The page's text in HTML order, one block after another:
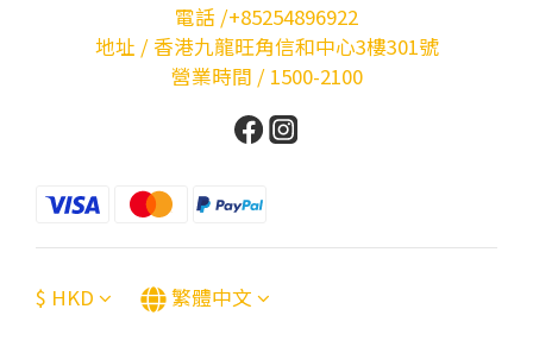
電話 /+85254896922
地址 / 香港九龍旺角信和中心3樓301號
營業時間 / 1500-2100
$ HKD 繁體中文